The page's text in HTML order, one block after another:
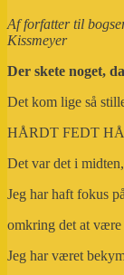
Af forfatter til
Kissmeyer
Der skete noget,
Det kom lige så
HÅRDT FEDT
Det var det i
Jeg har haft fokus
omkring det at være
Jeg har været